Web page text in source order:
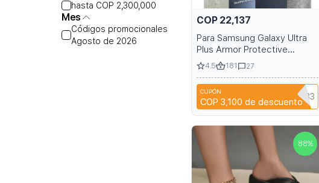
hasta COP 2,300,000
Mes
Códigos promocionales
Agosto de 2026
COP 22,137
Para Samsung Galaxy Ultra
Plus Armor Protective
Magnetic Case con Ring
Holder y Belt Clip Pouch S23
S22 S24 S25
4.5 181 27
CUPÓN
COP 3,100 de descuento
SZHAIYU333
88%